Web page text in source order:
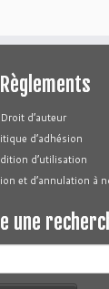
Règlements
Droit d’auteur
d’adhésion
d’utilisation
et d’annulation à
une